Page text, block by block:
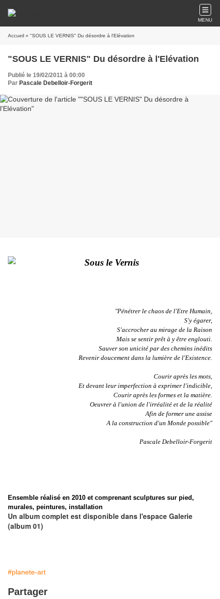
MENU
Accueil » "SOUS LE VERNIS" Du désordre à l'Elévation
"SOUS LE VERNIS" Du désordre à l'Elévation
Publié le 19/02/2011 à 00:00
Par Pascale Debelloir-Forgerit
"Pénétrer le chaos de l'Etre Humain,
S'y égarer,
S'accrocher au mirage de la Raison
Mais se sentir prêt à y être englouti.
Sauver son unicité par des chemins inédits
Revenir doucement dans la lumière de l'Existence.
Courir après les mots,
Et devant leur imperfection à exprimer l'indicible,
Courir après les formes et la matière.
Oeuvrer à l'union de l'irréalité et de la réalité
Afin de former une assise
A la construction d'un Monde possible"
Pascale Debelloir-Forgerit
Ensemble réalisé en 2010 et comprenant sculptures sur pied,
murales, peintures, installation
Un album complet est disponible dans l'espace Galerie
(album 01)
#planete-art
Partager